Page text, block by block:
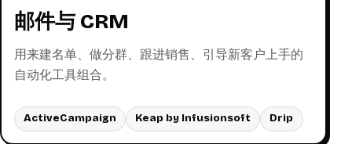
邮件与 CRM
用来建名单、做分群、跟进销售、引导新客户上手的
自动化工具组合。
ActiveCampaign Keap by Infusionsoft Drip